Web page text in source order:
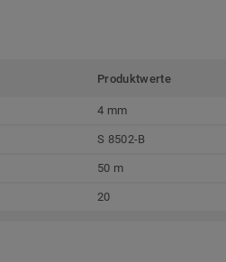
Produktwerte
4 mm
S 8502-B
50 m
20